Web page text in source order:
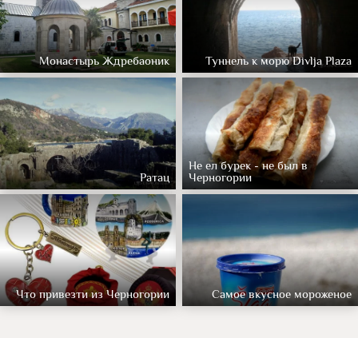
Монастырь Ждребаоник Туннель к морю Divlja Plaza
Ратац
Не ел бурек - не был в
Черногории
Что привезти из Черногории Самое вкусное мороженое